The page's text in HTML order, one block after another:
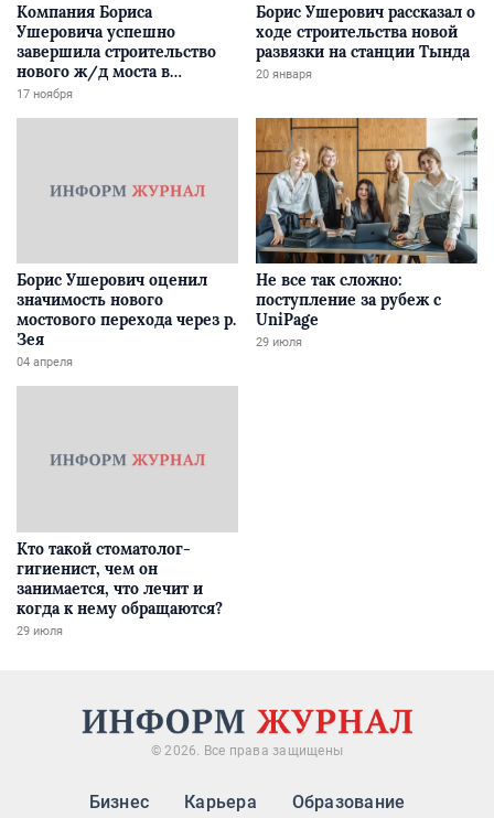
Компания Бориса
Ушеровича успешно
завершила строительство
нового ж/д моста в
Забайкалье
17 ноября
Борис Ушерович рассказал о
ходе строительства новой
развязки на станции Тында
20 января
Борис Ушерович оценил
значимость нового
мостового перехода через р.
Зея
04 апреля
Не все так сложно:
поступление за рубеж с
UniPage
29 июля
Кто такой стоматолог-
гигиенист, чем он
занимается, что лечит и
когда к нему обращаются?
29 июля
© 2026. Все права защищены
Бизнес Карьера Образование